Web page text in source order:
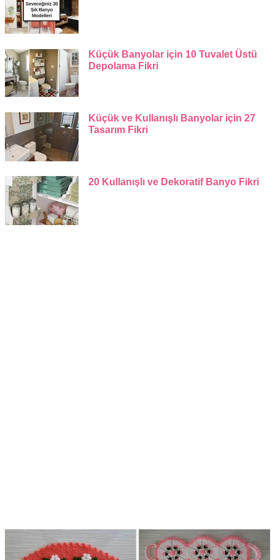
Küçük Banyolar için 10 Tuvalet Üstü
Depolama Fikri
Küçük ve Kullanışlı Banyolar için 27
Tasarım Fikri
20 Kullanışlı ve Dekoratif Banyo Fikri